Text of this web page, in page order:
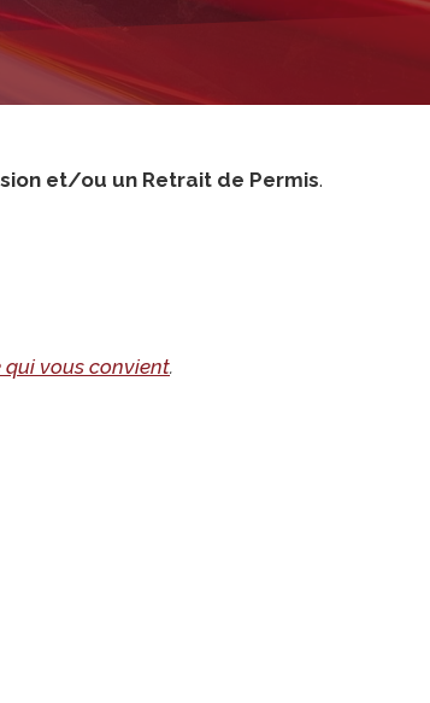
et/ou un Retrait de Permis.
qui vous convient.